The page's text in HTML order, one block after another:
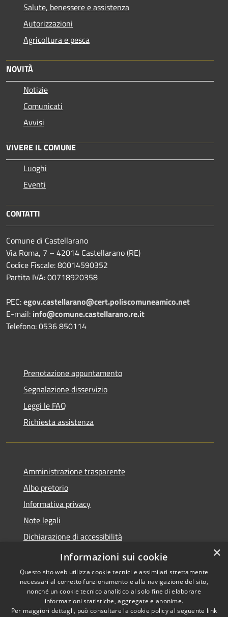
Salute, benessere e assistenza
Autorizzazioni
Agricoltura e pesca
NOVITÀ
Notizie
Comunicati
Avvisi
VIVERE IL COMUNE
Luoghi
Eventi
CONTATTI
Comune di Castellarano
Via Roma, 7 – 42014 Castellarano (RE)
Codice Fiscale: 80014590352
Partita IVA: 00718920358
PEC:egov.castellarano@cert.poliscomuneamico.net
E-mail: info@comune.castellarano.re.it
Telefono: 0536 850114
Prenotazione appuntamento
Segnalazione disservizio
Leggi le FAQ
Richiesta assistenza
Amministrazione trasparente
Albo pretorio
Informativa privacy
Note legali
Dichiarazione di accessibilità
Piano di miglioramento del sito
Copyright © 2026 • Comune di
×
Informazioni sui cookie
Questo sito web utilizza cookie tecnici e assimilati strettamente
necessari al corretto funzionamento e alla navigazione del sito,
nonché un cookie tecnico analitico al solo fine di elaborare
informazioni statistiche, aggregate e anonime.
Per maggiori dettagli, può consultare la cookie policy al seguente link